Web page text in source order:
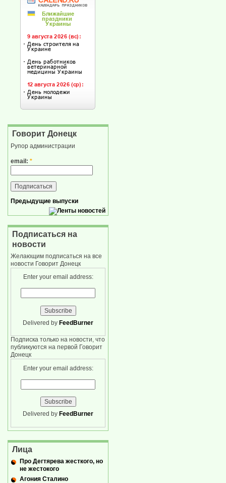
Говорит Донецк
Рупор администрации
email: *
Предыдущие выпуски
Подписаться на
новости
Желающим подписаться на все
новости Говорит Донецк
Enter your email address:
Delivered by FeedBurner
Подписка только на новости, что
публикуются на первой Говорит
Донецк
Enter your email address:
Delivered by FeedBurner
Лица
Про Дегтярева жесткого, но
не жестокого
Агония Сталино